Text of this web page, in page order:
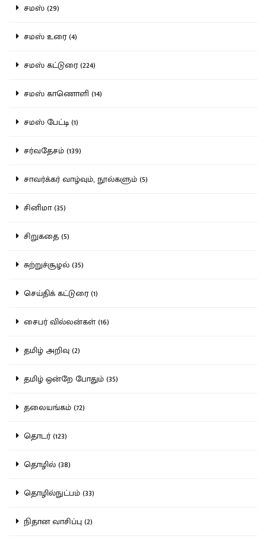
சமஸ் (29)
சமஸ் உரை (4)
சமஸ் கட்டுரை (224)
சமஸ் காணொளி (14)
சமஸ் பேட்டி (1)
சர்வதேசம் (139)
சாவர்க்கர் வாழ்வும், நூல்களும் (5)
சினிமா (35)
சிறுகதை (5)
சுற்றுச்சூழல் (35)
செய்திக் கட்டுரை (1)
சைபர் வில்லன்கள் (16)
தமிழ் அறிவு (2)
தமிழ் ஒன்றே போதும் (35)
தலையங்கம் (72)
தொடர் (123)
தொழில் (38)
தொழில்நுட்பம் (33)
நிதான வாசிப்பு (2)